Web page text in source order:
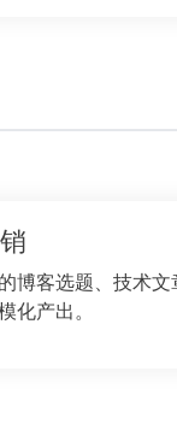
博客选题、技术文
化产出。